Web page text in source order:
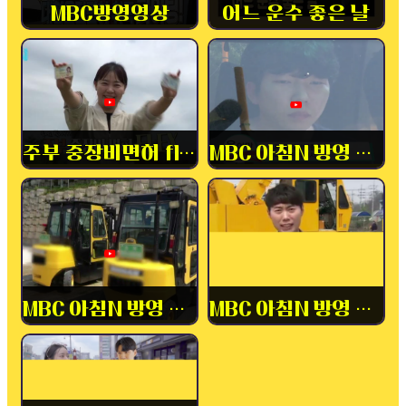
MBC방영영상 어느 운수 좋은 날
주부 중장비면허 flex MBC 아침N 방영 중장비
MBC 아침N 방영 내일배움카드 MBC 아침N 방영 중장비